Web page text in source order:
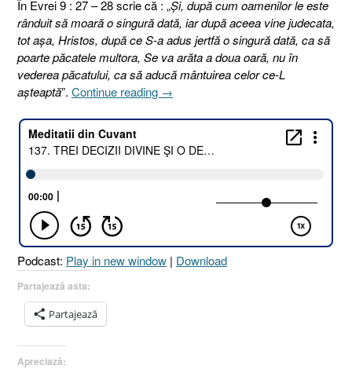
În Evrei 9 : 27 – 28 scrie că : „Şi, după cum oamenilor le este
rânduit să moară o singură dată, iar după aceea vine judecata,
tot aşa, Hristos, după ce S-a adus jertfă o singură dată, ca să
poarte păcatele multora, Se va arăta a doua oară, nu în
vederea păcatului, ca să aducă mântuirea celor ce-L
aşteaptă”. Continue reading „137.
DECIZII
DIVINE
ŞI
9.27-
28]”
→
Podcast: Play in new window | Download
Partajează asta:
Partajează
Apreciază: